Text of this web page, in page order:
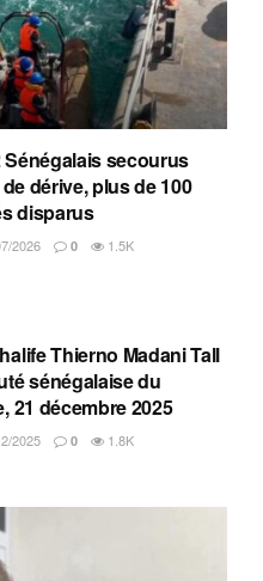
Sénégalais secourus
dérive, plus de 100
disparus
2026 0 1.5K
Thierno Madani Tall
sénégalaise du
21 décembre 2025
2025 0 1.8K